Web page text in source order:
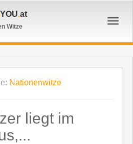
YOU.at
Witze
Nationenwitze
liegt im